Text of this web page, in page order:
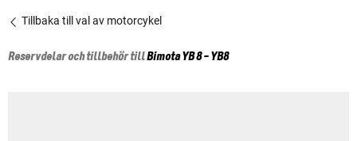
Tillbaka till val av motorcykel
Reservdelar och tillbehör tillBimotaYB 8 - YB8